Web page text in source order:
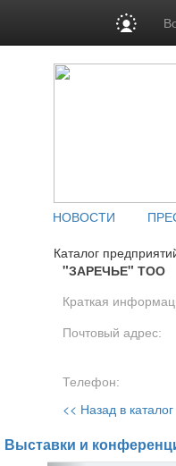
НОВОСТИ
Каталог
"ЗАРЕЧЬЕ" ТОО
Краткая
Почтовый адрес:
Телефон:
<< Назад в каталог
Выставки и